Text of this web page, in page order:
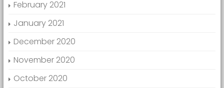
February 2021
January 2021
December 2020
November 2020
October 2020